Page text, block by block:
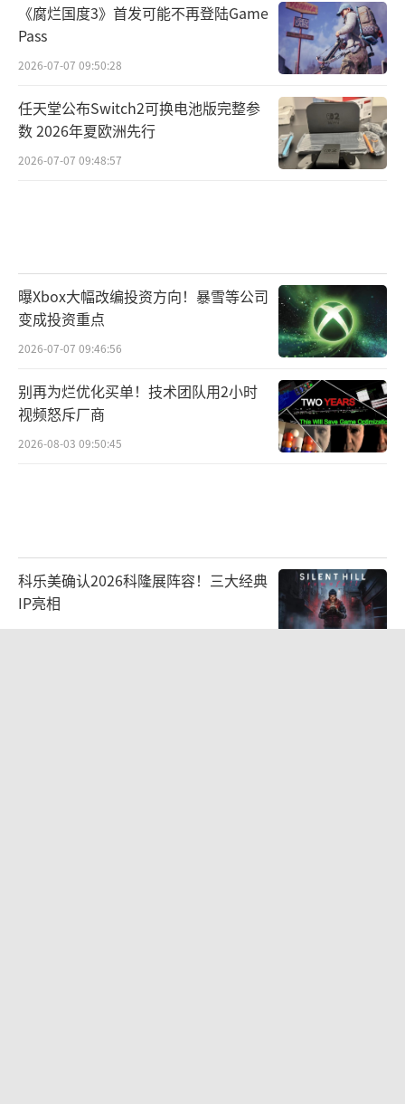
《腐烂国度3》首发可能不再登陆Game
Pass
2026-07-07 09:50:28
任天堂公布Switch2可换电池版完整参
数 2026年夏欧洲先行
2026-07-07 09:48:57
曝Xbox大幅改编投资方向！暴雪等公司
变成投资重点
2026-07-07 09:46:56
别再为烂优化买单！技术团队用2小时
视频怒斥厂商
2026-08-03 09:50:45
科乐美确认2026科隆展阵容！三大经典
IP亮相
2026-07-22 10:33:32